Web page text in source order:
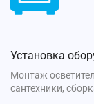
Установка
Монтаж
сантехники,